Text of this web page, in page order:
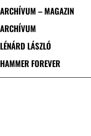
ARCHÍVUM – MAGAZIN
ARCHÍVUM
LÉNÁRD LÁSZLÓ
HAMMER FOREVER